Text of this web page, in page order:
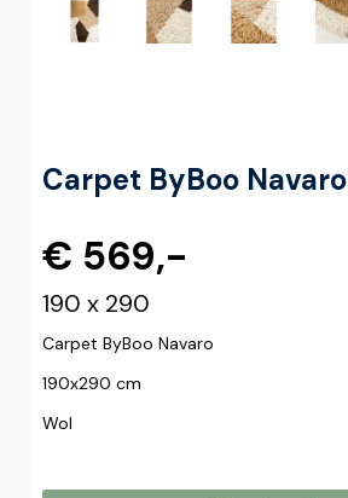
Carpet ByBoo Navaro
€ 569,-
190 x 290
Carpet ByBoo Navaro
190x290 cm
Wol